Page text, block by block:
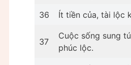
36 Ít tiền của, tài lộc
37
Cuộc sống sung
phúc lộc.